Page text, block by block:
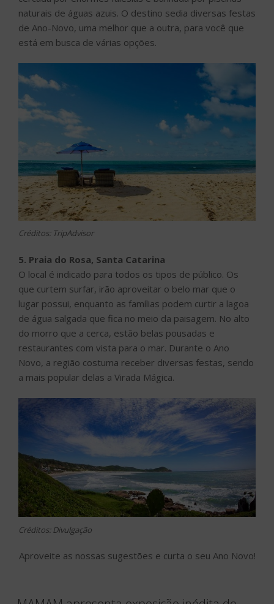
naturais de águas azuis. O destino sedia diversas festas
de Ano-Novo, uma melhor que a outra, para você que
está em busca de várias opções.
Créditos: TripAdvisor
5. Praia do Rosa, Santa Catarina
O local é indicado para todos os tipos de público. Os
que curtem surfar, irão aproveitar o belo mar que o
lugar possui, enquanto as famílias podem curtir a lagoa
de água salgada que fica no meio da paisagem. No alto
do morro que a cerca, estão belas pousadas e
restaurantes com vista para o mar. Durante o Ano
Novo, a região costuma receber diversas festas, sendo
a mais popular delas a Virada Mágica.
Créditos: Divulgação
Aproveite as nossas sugestões e curta o seu Ano Novo!